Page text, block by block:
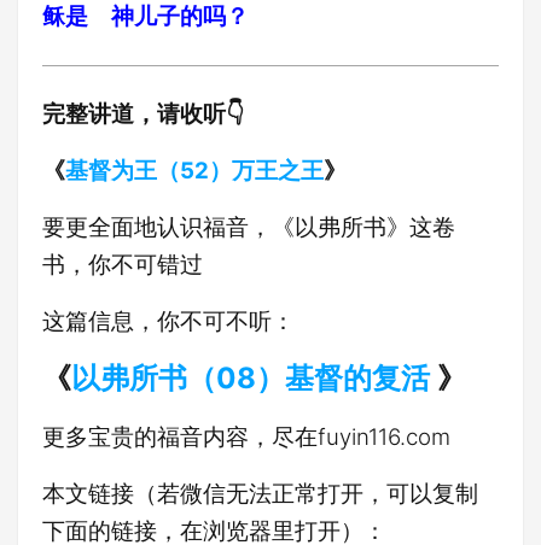
稣是 神儿子的吗？
完整讲道，请收听👇
《基督为王（52）万王之王》
要更全面地认识福音，《以弗所书》这卷
书，你不可错过
这篇信息，你不可不听：
《以弗所书（08）基督的复活 》
更多宝贵的福音内容，尽在fuyin116.com
本文链接（若微信无法正常打开，可以复制
下面的链接，在浏览器里打开）：